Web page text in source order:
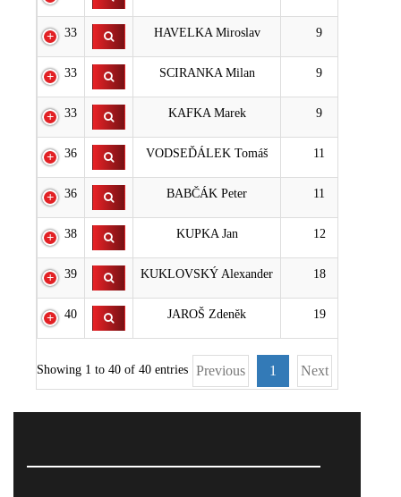
33 HAVELKA Miroslav 9
33 SCIRANKA Milan 9
33 KAFKA Marek 9
36 VODSEĎÁLEK Tomáš 11
36 BABČÁK Peter 11
38 KUPKA Jan 12
39 KUKLOVSKÝ Alexander 18
40 JAROŠ Zdeněk 19
Showing 1 to 40 of 40 entries Previous 1 Next